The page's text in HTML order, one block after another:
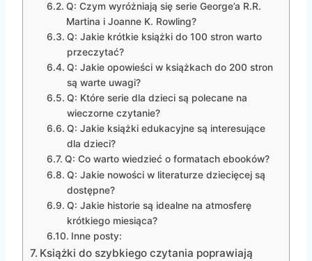
Q: Czym wyróżniają się serie George’a R.R.
Martina i Joanne K. Rowling?
Q: Jakie krótkie książki do 100 stron warto
przeczytać?
Q: Jakie opowieści w książkach do 200 stron
są warte uwagi?
Q: Które serie dla dzieci są polecane na
wieczorne czytanie?
Q: Jakie książki edukacyjne są interesujące
dla dzieci?
Q: Co warto wiedzieć o formatach ebooków?
Q: Jakie nowości w literaturze dziecięcej są
dostępne?
Q: Jakie historie są idealne na atmosferę
krótkiego miesiąca?
Inne posty:
Książki do szybkiego czytania poprawiają